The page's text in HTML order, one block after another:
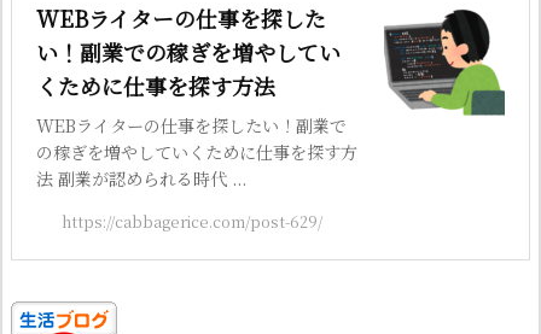
WEBライターの仕事を探した
い！副業での稼ぎを増やしてい
くために仕事を探す方法
WEBライターの仕事を探したい！副業で
の稼ぎを増やしていくために仕事を探す方
法 副業が認められる時代 ...
https://cabbagerice.com/post-629/